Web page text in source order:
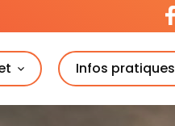
Infos pratiques